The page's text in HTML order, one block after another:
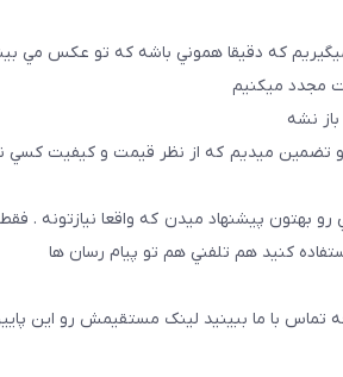
كه دقيقا هموني باشه كه تو عكس مي
مجدد ميكنيم
نشه
تضمين ميديم كه از نظر قيمت و كيفيت كسي
رو بهتون پيشنهاد ميدن كه واقعا نيازتونه
كنيد هم تلفني هم تو پيام رسان ها
با ما ببینيد لینک مستقیمش رو این